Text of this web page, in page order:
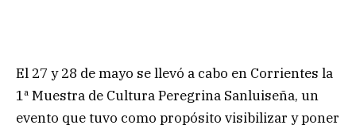
El 27 y 28 de mayo se llevó a cabo en Corrientes la
1ª Muestra de Cultura Peregrina Sanluiseña, un
evento que tuvo como propósito visibilizar y poner